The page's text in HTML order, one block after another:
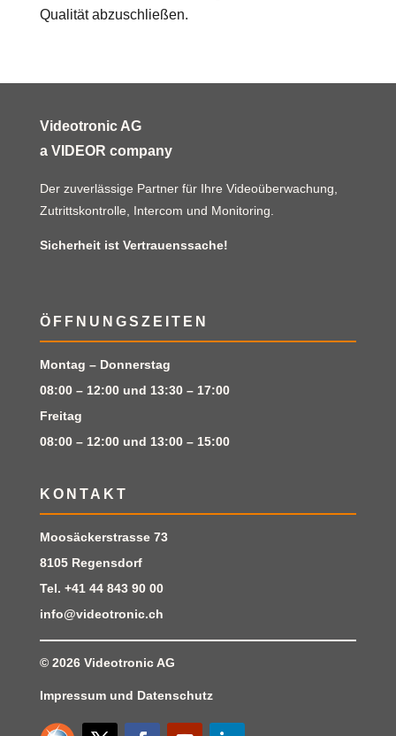
Qualität abzuschließen.
Videotronic AG
a VIDEOR company
Der zuverlässige Partner für Ihre Videoüberwachung,
Zutrittskontrolle, Intercom und Monitoring.
Sicherheit ist Vertrauenssache!
ÖFFNUNGSZEITEN
Montag – Donnerstag
08:00 – 12:00 und 13:30 – 17:00
Freitag
08:00 – 12:00 und 13:00 – 15:00
KONTAKT
Moosäckerstrasse 73
8105 Regensdorf
Tel. +41 44 843 90 00
info@videotronic.ch
© 2026 Videotronic AG
Impressumund Datenschutz